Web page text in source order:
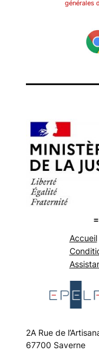
générales
Accueil
2A Rue de
67700 Saverne